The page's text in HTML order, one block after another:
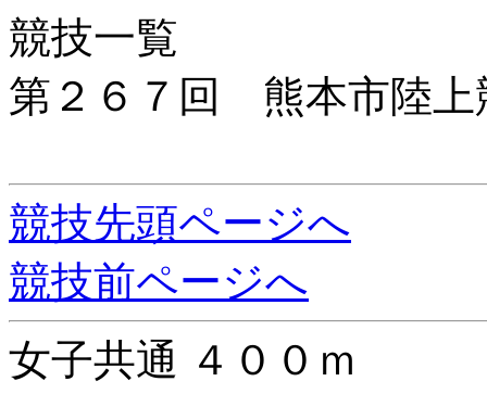
競技一覧
第２６７回 熊本市陸上
競技先頭ページへ
競技前ページへ
女子共通 ４００ｍ